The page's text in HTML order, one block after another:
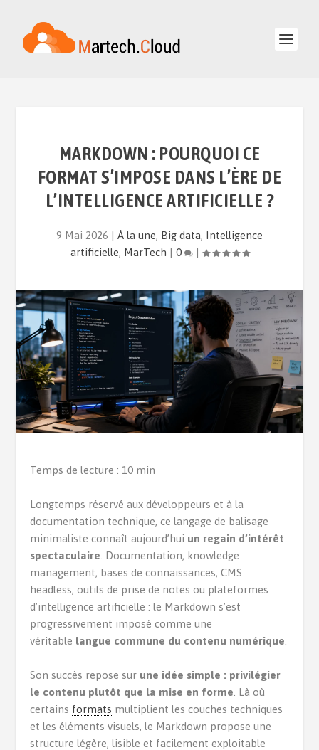
MARKDOWN : POURQUOI CE
FORMAT S’IMPOSE DANS L’ÈRE DE
L’INTELLIGENCE ARTIFICIELLE ?
9 Mai 2026 | À la une, Big data, Intelligence
artificielle, MarTech | 0 |
Temps de lecture : 10 min
Longtemps réservé aux développeurs et à la
documentation technique, ce langage de balisage
minimaliste connaît aujourd’hui un regain d’intérêt
spectaculaire . Documentation, knowledge
management, bases de connaissances, CMS
headless, outils de prise de notes ou plateformes
d’intelligence artificielle : le Markdown s’est
progressivement imposé comme une
véritable langue commune du contenu numérique
Son succès repose sur une idée simple : privilégier
le contenu plutôt que la mise en forme . Là où
certains formats multiplient les couches techniques
et les éléments visuels, le Markdown propose une
structure légère, lisible et facilement exploitable